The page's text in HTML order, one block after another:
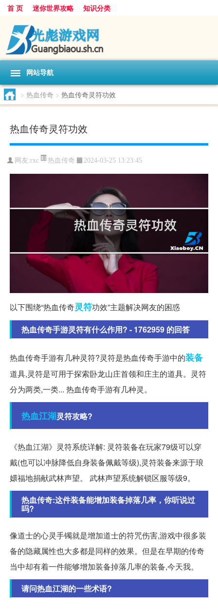
首 页 迷你世界攻略 知识分类
网站导航
> 热血传奇 > 热血传奇灵符功效
热血传奇灵符功效
网友:rxc 热血传奇 2024-03-25 13:23:45
以下围绕“热血传奇灵符功效”主题解决网友的困惑
热血传奇手游灵符有什么作用? - 1762959 的回答
热血传奇手游有几种灵符?灵符是热血传奇手游中的装备
道具,灵符是可用于探索卧龙山庄首领和庄主的道具。灵符
分为两类,一类... 热血传奇手游有几种灵。
热血江湖灵符攻略?
《热血江湖》灵符系统详解: 灵符装备在玩家79级可以穿
戴(也可以冲脉降低自身装备佩戴等级),灵符装备来源于琅
嬛福地捐献武林声望。 武林声望系统解锁区服等级9。
热血传奇:这件装备能增加装备掉落几率，你听说过
吗?
像道士的心灵手镯就是增加道士的符咒伤害,游戏中很多装
备的隐藏属性也大多都是同样的效果。但是在早期的传奇
当中却有着一件能够增加装备掉落几率的装备,今天我。
请问热血江湖的一些术语?